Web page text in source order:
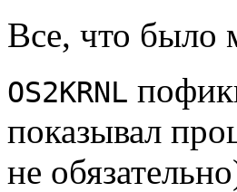
Все, что
OS2KRNL
показывал
не